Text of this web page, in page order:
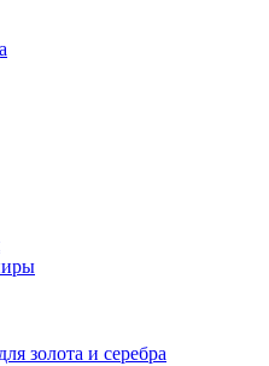
золота и серебра